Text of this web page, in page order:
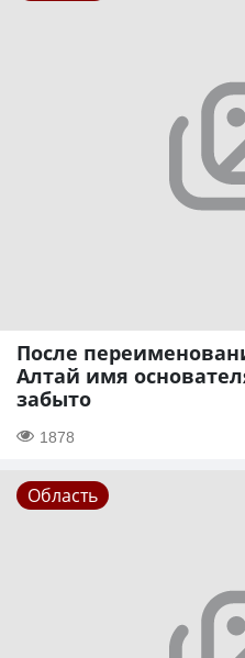
После
Алтай имя
забыто
1878
Область